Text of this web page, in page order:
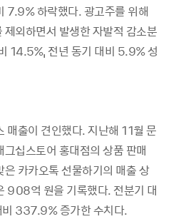
7.9%하락했다.광고주를 위해
외하면서 발생한 자발적 감소분
14.5%, 전년 동기 대비 5.9%성
매출이 견인했다.지난해 11월 문
십스토어 홍대점의 상품 판매
카카오톡 선물하기의 매출 상
908억 원을 기록했다. 전분기 대
337.9%증가한 수치다.